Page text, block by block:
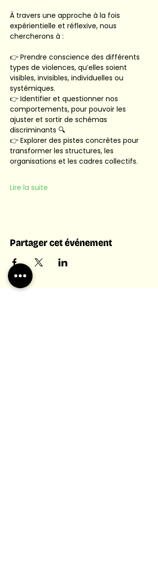
À travers une approche à la fois
expérientielle et réflexive, nous
chercherons à :
👉 Prendre conscience des différents
types de violences, qu’elles soient
visibles, invisibles, individuelles ou
systémiques.
👉 Identifier et questionner nos
comportements, pour pouvoir les
ajuster et sortir de schémas
discriminants 🔍
👉 Explorer des pistes concrètes pour
transformer les structures, les
organisations et les cadres collectifs.
Lire la suite
Partager cet événement